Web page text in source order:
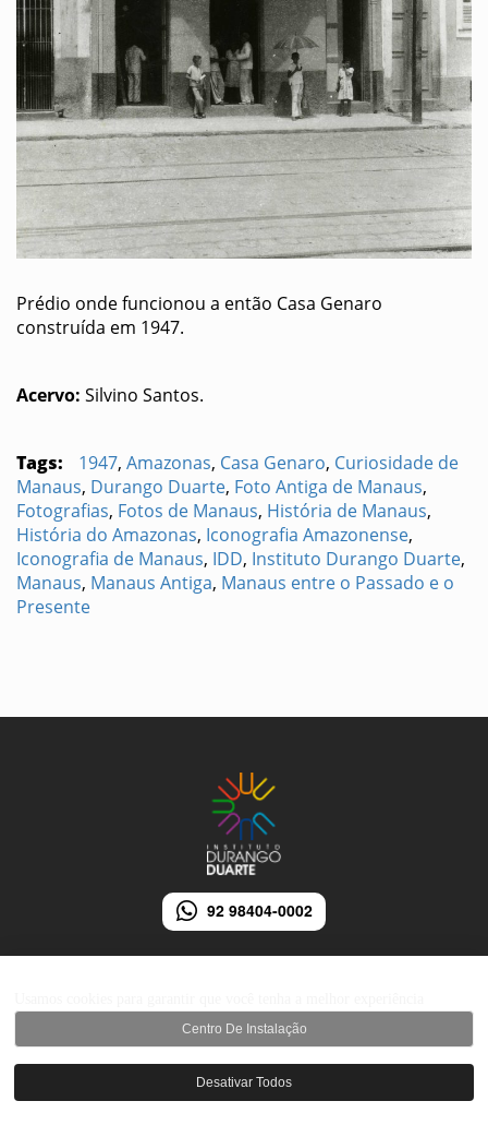
Prédio onde funcionou a então Casa Genaro
construída em 1947.
Acervo: Silvino Santos.
Tags: 1947, Amazonas, Casa Genaro, Curiosidade de
Manaus, Durango Duarte, Foto Antiga de Manaus,
Fotografias, Fotos de Manaus, História de Manaus,
História do Amazonas, Iconografia Amazonense,
Iconografia de Manaus, IDD, Instituto Durango Duarte,
Manaus, Manaus Antiga, Manaus entre o Passado e o
Presente
92 98404-0002
© 2026 Instituto Durango Duarte - Todos os direitos reservados.
Desenvolvido por iMarketing Agência Digital
Centro De Instalação
Desativar Todos